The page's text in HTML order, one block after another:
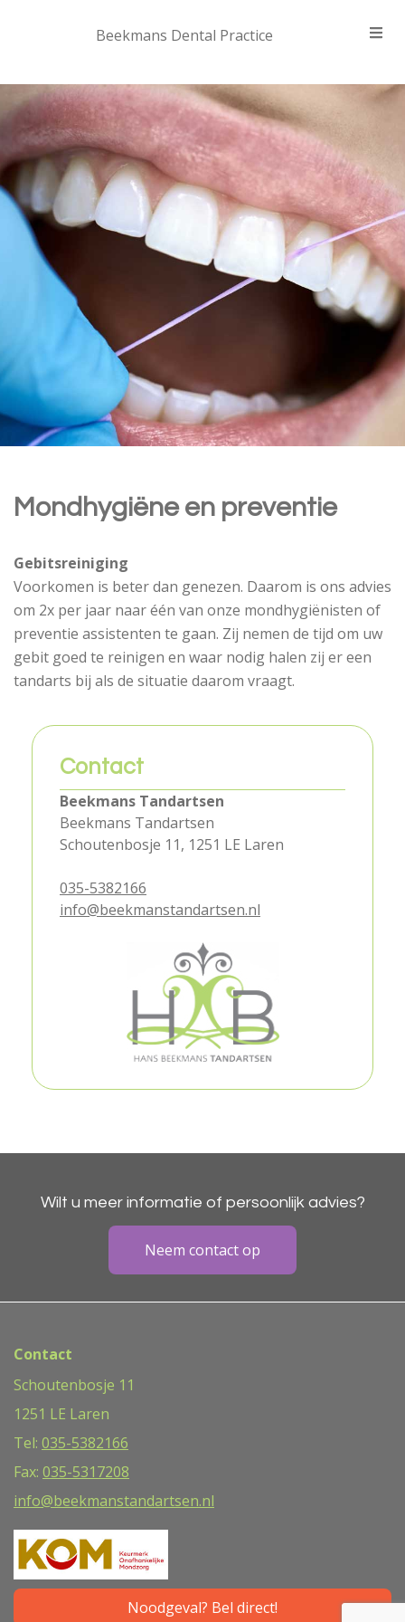
Mondhygiëne en preventie
Gebitsreiniging
Voorkomen is beter dan genezen. Daarom is ons advies
om 2x per jaar naar één van onze mondhygiënisten of
preventie assistenten te gaan. Zij nemen de tijd om uw
gebit goed te reinigen en waar nodig halen zij er een
tandarts bij als de situatie daarom vraagt.
Contact
Beekmans Tandartsen
Beekmans Tandartsen
Schoutenbosje 11, 1251 LE Laren
035-5382166
info@beekmanstandartsen.nl
Wilt u meer informatie of persoonlijk advies?
Neem contact op
Contact
Schoutenbosje 11
1251 LE Laren
Tel: 035-5382166
Fax: 035-5317208
info@beekmanstandartsen.nl
Noodgeval? Bel direct!
Beekmans Dental Practice